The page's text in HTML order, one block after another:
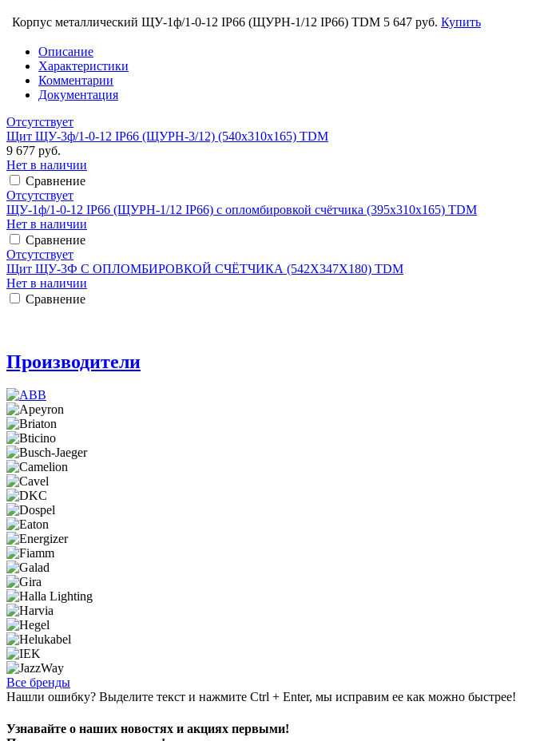
Корпус металлический ЩУ-1ф/1-0-12 IP66 (ЩУРН-1/12 IP66) TDM 5 647 руб. Купить
Описание
Характеристики
Комментарии
Документация
Отсутствует
Щит ЩУ-3ф/1-0-12 IP66 (ЩУРН-3/12) (540х310х165) TDM
9 677 руб.
Нет в наличии
Сравнение
Отсутствует
ЩУ-1ф/1-0-12 IP66 (ЩУРН-1/12 IP66) с опломбировкой счётчика (395х310х165) TDM
Нет в наличии
Сравнение
Отсутствует
Щит ЩУ-3Ф С ОПЛОМБИРОВКОЙ СЧЁТЧИКА (542Х347Х180) TDM
Нет в наличии
Сравнение
Производители
Все бренды
Нашли ошибку? Выделите текст и нажмите Ctrl + Enter, мы исправим ее как можно быстрее!
Узнавайте о наших новостях и акциях первыми!